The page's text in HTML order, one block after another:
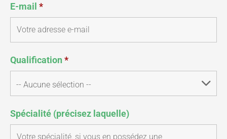
E-mail *
Qualification *
Spécialité (précisez laquelle)